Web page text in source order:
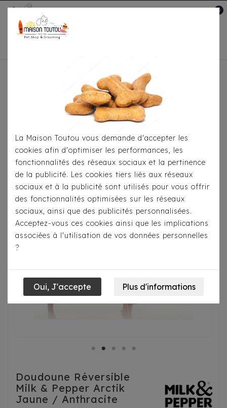
0
Accueil
Pour
Manteaux
Doudoune Réversible Milk
& Pepper Arctik Jaune / Anthracite
Doudoune Réversible
Milk & Pepper Arctik
Jaune / Anthracite
La Maison Toutou vous demande d'accepter les
cookies afin d'optimiser les performances, les
fonctionnalités des réseaux sociaux et la pertinence
de la publicité. Les cookies tiers liés aux réseaux
sociaux et à la publicité sont utilisés pour vous offrir
des fonctionnalités optimisées sur les réseaux
sociaux, ainsi que des publicités personnalisées.
Acceptez-vous ces cookies ainsi que les implications
associées à l'utilisation de vos données personnelles
?